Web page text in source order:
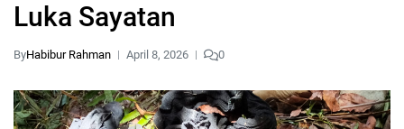
Luka Sayatan
ByHabibur Rahman April 8, 2026 0